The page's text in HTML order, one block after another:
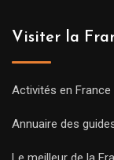
Visiter la
Activités en
Annuaire des